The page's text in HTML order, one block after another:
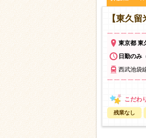
【東久
東京都 東
日勤のみ
西武池袋
残業なし